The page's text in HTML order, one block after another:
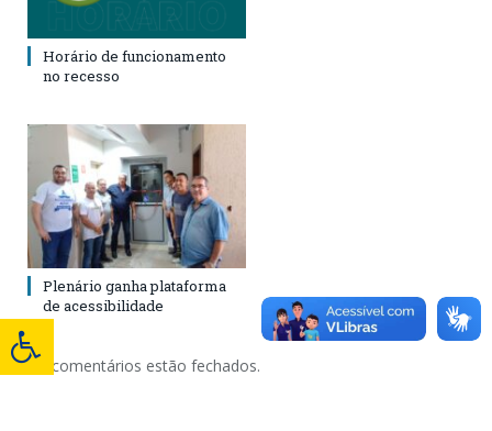
Horário de funcionamento
no recesso
Plenário ganha plataforma
de acessibilidade
Os comentários estão fechados.